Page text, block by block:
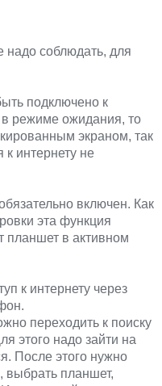
надо соблюдать, для
подключено к
в режиме ожидания, то
экраном, так
интернету не
включен. Как
эта функция
планшет в активном
к интернету через
переходить к поиску
этого надо зайти на
После этого нужно
выбрать планшет,